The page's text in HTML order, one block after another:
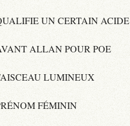
UN CERTAIN ACIDE
ALLAN POUR POE
LUMINEUX
FÉMININ